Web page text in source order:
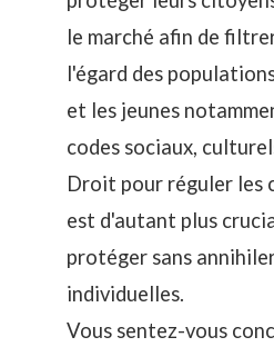
le marché afin de
l'égard des
et les jeunes
codes sociaux,
Droit pour réguler les
est d'autant plus
protéger sans
individuelles.
Vous sentez-vous